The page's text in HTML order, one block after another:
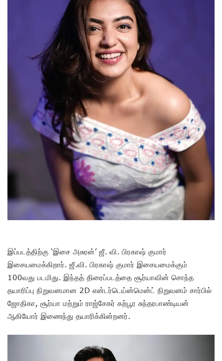
இப்படத்திற்கு ‘இசை அசுரன்’ ஜீ. வி. பிரகாஷ் குமார்
இசையமைக்கிறார். ஜீ.வி. பிரகாஷ் குமார் இசையமைக்கும்
100வது படமிது. இந்தத் திரைப்படத்தை சூர்யாவின் சொந்த
தயாரிப்பு நிறுவனமான 2D என்டர்டெய்ன்மென்ட் நிறுவனம் சார்பில்
ஜோதிகா, சூர்யா மற்றும் ராஜ்சேகர் கற்பூர சுந்தரபாண்டியன்
ஆகியோர் இணைந்து தயாரிக்கின்றனர்.